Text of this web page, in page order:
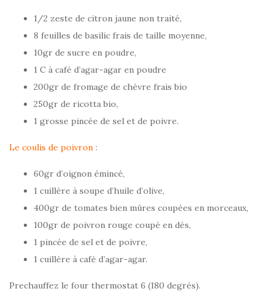
1/2 zeste de citron jaune non traité,
8 feuilles de basilic frais de taille moyenne,
10gr de sucre en poudre,
1 C à café d’agar-agar en poudre
200gr de fromage de chèvre frais bio
250gr de ricotta bio,
1 grosse pincée de sel et de poivre.
Le coulis de poivron :
60gr d’oignon émincé,
1 cuillère à soupe d’huile d’olive,
400gr de tomates bien mûres coupées en morceaux,
100gr de poivron rouge coupé en dés,
1 pincée de sel et de poivre,
1 cuillère à café d’agar-agar.
Prechauffez le four thermostat 6 (180 degrés).